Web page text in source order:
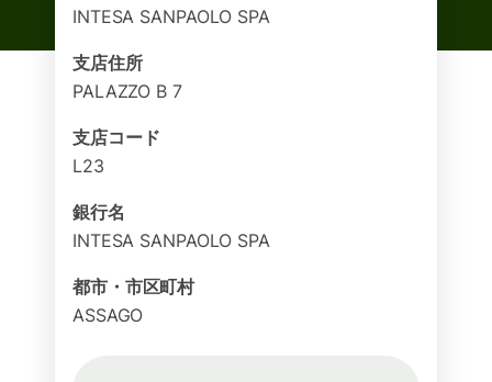
INTESA SANPAOLO SPA
支店住所
PALAZZO B 7
支店コード
L23
銀行名
INTESA SANPAOLO SPA
都市・市区町村
ASSAGO